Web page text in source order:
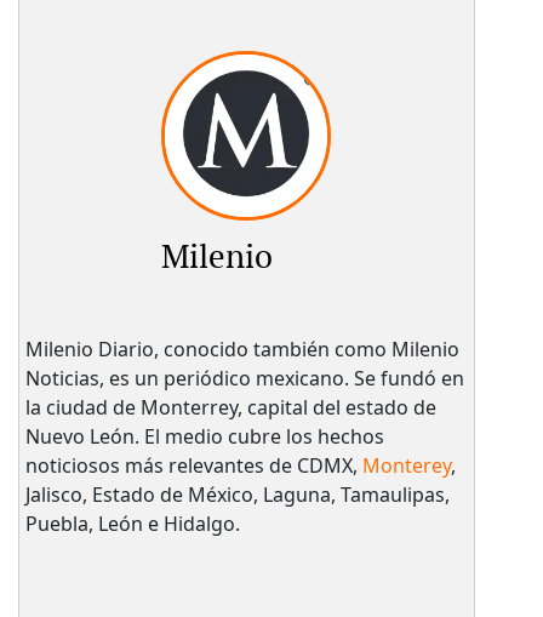
Milenio
Milenio Diario, conocido también como Milenio
Noticias, es un periódico mexicano. Se fundó en
la ciudad de Monterrey, capital del estado de
Nuevo León. El medio cubre los hechos
noticiosos más relevantes de CDMX, Monterey,
Jalisco, Estado de México, Laguna, Tamaulipas,
Puebla, León e Hidalgo.